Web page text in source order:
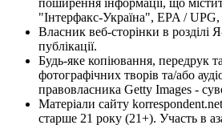
"Інтерфакс-Україна", EPA / UPG,
Власник веб-сторінки в розділі
публікації.
Будь-яке копіювання, передрук
фотографічних творів та/або
правовласника Getty Images -
Матеріали сайту
старше 21 року (21+). Участь в